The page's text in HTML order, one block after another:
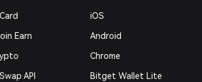
Earn
API
iOS
Android
Chrome
Bitget Wallet Lite